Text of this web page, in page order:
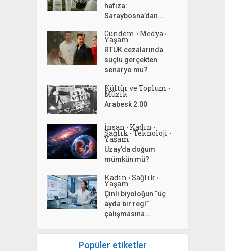
hafıza:
Saraybosna’dan...
Gündem • Medya •
Yaşam
RTÜK cezalarında
suçlu gerçekten
senaryo mu?
Kültür ve Toplum •
Müzik
Arabesk 2.00
İnsan • Kadın •
Sağlık • Teknoloji •
Yaşam
Uzay’da doğum
mümkün mü?
Kadın • Sağlık •
Yaşam
Çinli biyoloğun “üç
ayda bir regl”
çalışmasına...
Popüler etiketler